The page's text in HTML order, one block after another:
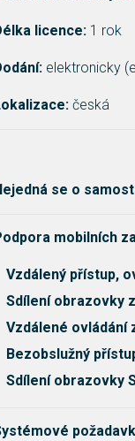
licence: 1 rok
elektronicky
česká
se o
mobilních
Vzdálený přístup,
Sdílení obrazovky
Vzdálené ovládání
Bezobslužný
Sdílení obrazovky